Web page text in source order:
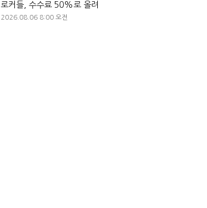
로커들, 수수료 50%로 올려
2026.08.06 8:00 오전